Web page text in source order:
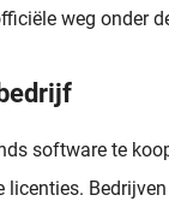
weg onder
software te
licenties.